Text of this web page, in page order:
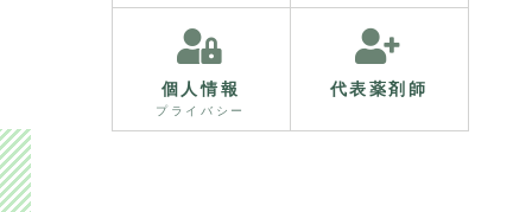
個人情報
プライバシー
代表薬剤師